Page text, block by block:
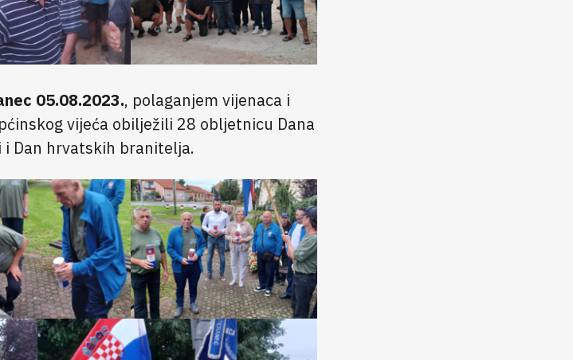
05.08.2023., polaganjem vijenaca i
vijeća obilježili 28 obljetnicu Dana
Dan hrvatskih branitelja.